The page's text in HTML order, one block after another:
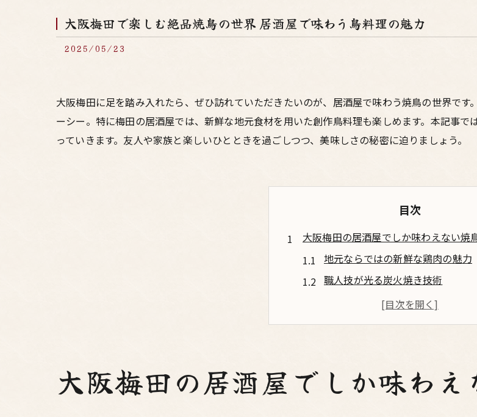
大阪梅田で楽しむ絶品焼鳥の世界 居酒屋で味わう鳥料理の魅力
2025/05/23
大阪梅田に足を踏み入れたら、ぜひ訪れていただきたいのが、居酒屋で味わう焼鳥の世界で
ーシー。特に梅田の居酒屋では、新鮮な地元食材を用いた創作鳥料理も楽しめます。本記事
っていきます。友人や家族と楽しいひとときを過ごしつつ、美味しさの秘密に迫りましょう。
目次
大阪梅田の居酒屋でしか味わえない焼
地元ならではの新鮮な鶏肉の魅力
職人技が光る炭火焼き技術
梅田限定の特別メニューに迫る
訪れる価値がある居酒屋の見つけ
炭火焼鳥が生み出す香ばしさとジュー
大阪梅田の居酒屋でしか味わ